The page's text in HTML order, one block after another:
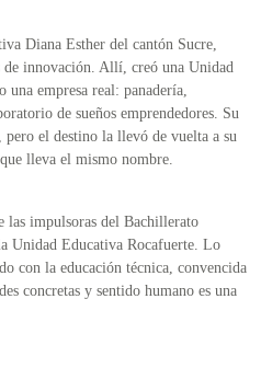
Diana Esther del cantón Sucre,
de innovación. Allí, creó una Unidad
una empresa real: panadería,
de sueños emprendedores. Su
el destino la llevó de vuelta a su
lleva el mismo nombre.
las impulsoras del Bachillerato
Unidad Educativa Rocafuerte. Lo
con la educación técnica, convencida
concretas y sentido humano es una